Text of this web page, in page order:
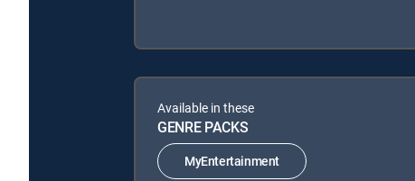
Available in these
GENRE PACKS
MyEntertainment